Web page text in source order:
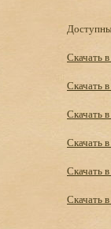
Скачать
Скачать
Скачать
Скачать
Скачать
Скачать